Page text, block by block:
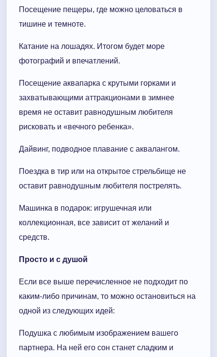
Посещение пещеры, где можно целоваться в
тишине и темноте.
Катание на лошадях. Итогом будет море
фотографий и впечатлений.
Посещение аквапарка с крутыми горками и
захватывающими аттракционами в зимнее
время не оставит равнодушным любителя
рисковать и «вечного ребенка».
Дайвинг, подводное плавание с аквалангом.
Поездка в тир или на открытое стрельбище не
оставит равнодушным любителя пострелять.
Машинка в подарок: игрушечная или
коллекционная, все зависит от желаний и
средств.
Просто и с душой
Если все выше перечисленное не подходит по
каким-либо причинам, то можно остановиться на
одной из следующих идей:
Подушка с любимым изображением вашего
партнера. На ней его сон станет сладким и